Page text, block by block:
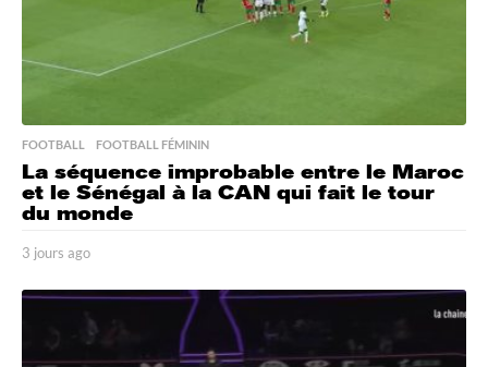
FOOTBALL ,FOOTBALL FÉMININ
La séquence improbable entre le Maroc
et le Sénégal à la CAN qui fait le tour
du monde
3 jours ago
o
u
r
s